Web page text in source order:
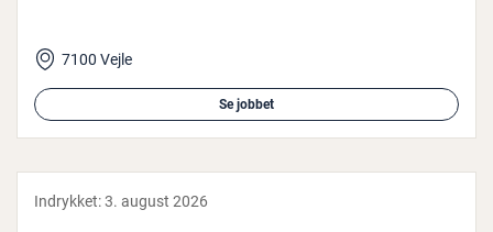
7100 Vejle
Se jobbet
Indrykket:3. august 2026